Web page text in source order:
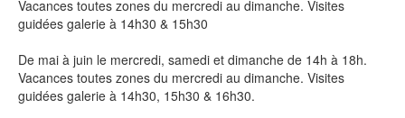
Vacances toutes zones du mercredi au dimanche. Visites
guidées galerie à 14h30 & 15h30
De mai à juin le mercredi, samedi et dimanche de 14h à 18h.
Vacances toutes zones du mercredi au dimanche. Visites
guidées galerie à 14h30, 15h30 & 16h30.